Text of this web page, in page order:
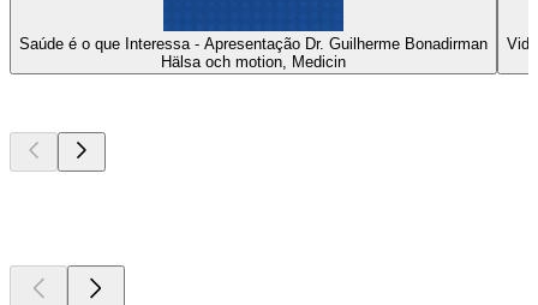
Saúde é o que Interessa - Apresentação Dr. Guilherme Bonadirman
Hälsa och motion, Medicin